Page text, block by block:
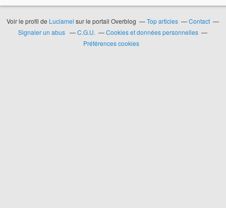
Voir le profil de Luciamel sur le portail Overblog Top articles
Contact
Signaler un abus
C.G.U.
Cookies et données personnelles
Préférences cookies